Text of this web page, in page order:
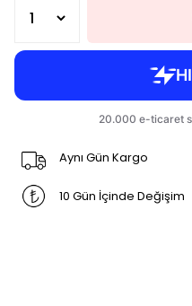
Aynı Gün Kargo
10 Gün İçinde Değişim